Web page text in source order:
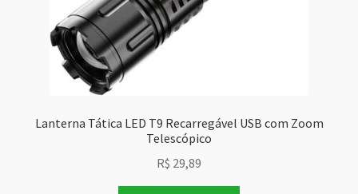
Lanterna Tática LED T9 Recarregável USB com Zoom
Telescópico
R$ 29,89